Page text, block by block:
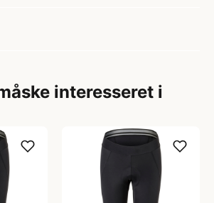
interesseret i